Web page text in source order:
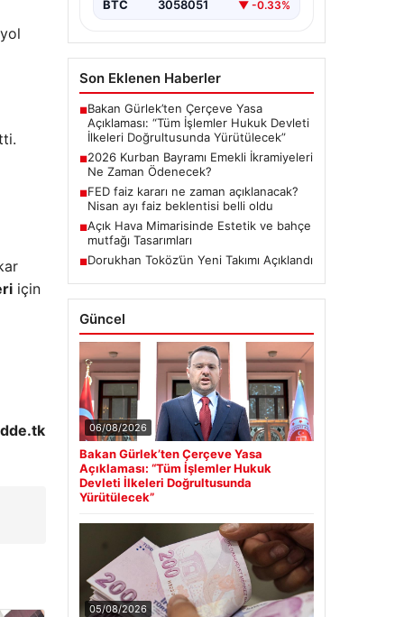
için
BTC 3058051 ▼ -0.33%
Son Eklenen Haberler
■Bakan Gürlek’ten Çerçeve Yasa
Açıklaması: “Tüm İşlemler Hukuk Devleti
İlkeleri Doğrultusunda Yürütülecek”
■2026 Kurban Bayramı Emekli İkramiyeleri
Ne Zaman Ödenecek?
■FED faiz kararı ne zaman açıklanacak?
Nisan ayı faiz beklentisi belli oldu
■Açık Hava Mimarisinde Estetik ve bahçe
mutfağı Tasarımları
■Dorukhan Toköz’ün Yeni Takımı Açıklandı
Güncel
06/08/2026
Bakan Gürlek’ten Çerçeve Yasa
Açıklaması: “Tüm İşlemler Hukuk
Devleti İlkeleri Doğrultusunda
Yürütülecek”
05/08/2026